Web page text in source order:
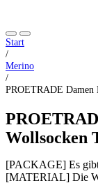
Start
/
Merino
/
PROETRADE Damen
Wollsocken
[PACKAGE] Es
[MATERIAL] Die